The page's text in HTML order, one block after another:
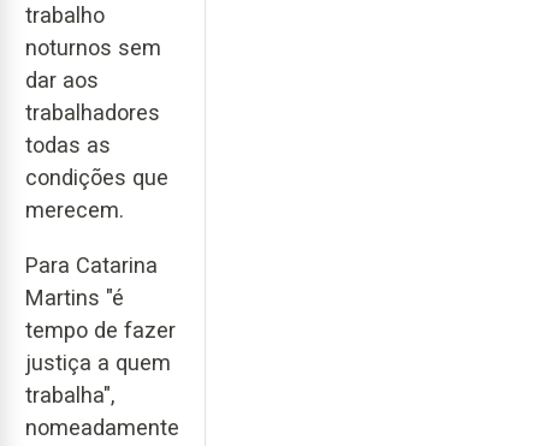
trabalho
noturnos sem
dar aos
trabalhadores
todas as
condições que
merecem.
Para Catarina
Martins "é
tempo de fazer
justiça a quem
trabalha",
nomeadamente